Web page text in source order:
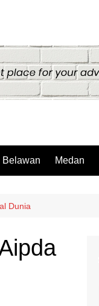
Belawan Medan
Dunia